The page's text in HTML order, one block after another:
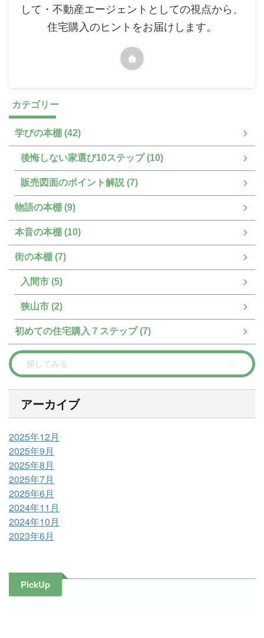
して・不動産エージェントとしての視点から、
住宅購入のヒントをお届けします。
カテゴリー
学びの本棚 (42)
後悔しない家選び10ステップ (10)
販売図面のポイント解説 (7)
物語の本棚 (9)
本音の本棚 (10)
街の本棚 (7)
入間市 (5)
狭山市 (2)
初めての住宅購入７ステップ (7)
アーカイブ
2025年12月
2025年9月
2025年8月
2025年7月
2025年6月
2024年11月
2024年10月
2023年6月
PickUp